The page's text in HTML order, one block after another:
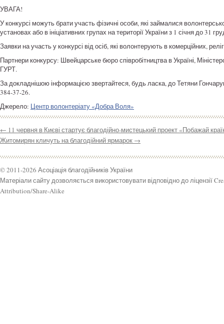
УВАГА!
У конкурсі можуть брати участь фізичні особи, які займалися
установах або в ініціативних групах на території України з 1 січня до 31
Заявки на участь у конкурсі від осіб, які волонтерують в комерційних,
Партнери конкурсу: Швейцарське бюро співробітництва в Україні,
ГУРТ.
За докладнішою інформацією звертайтеся, будь ласка, до Тетяни
384-37-26.
Джерело: Центр волонтеріату «Добра Воля»
← 11 червня в Києві стартує благодійно-мистецький проект «Побажай
Житомирян кличуть на благодійний ярмарок →
© 2011-2026 Асоціація благодійників України
Матеріали сайту дозволяється використовувати відповідно до ліцензії
Attribution/Share-Alike